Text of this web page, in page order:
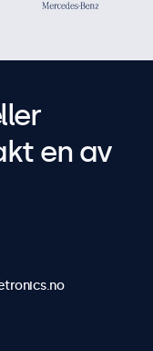
en av